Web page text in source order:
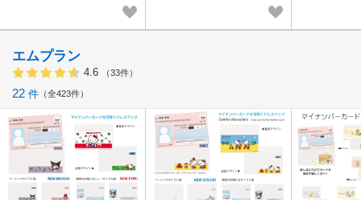
エムプラン
4.6 （33件）
22 件 全423件